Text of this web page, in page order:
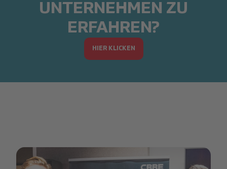
UNTERNEHMEN ZU
ERFAHREN?
HIER KLICKEN